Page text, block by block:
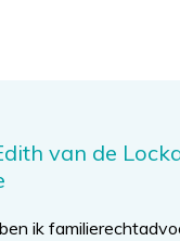
van de
ik